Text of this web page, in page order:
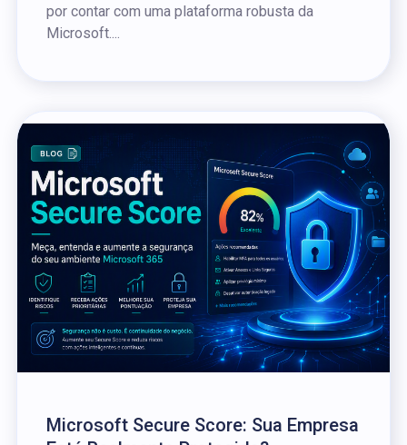
por contar com uma plataforma robusta da
Microsoft....
Microsoft Secure Score: Sua Empresa